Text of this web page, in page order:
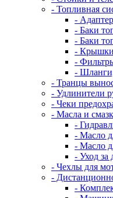
- Топливная
-
- Баки
- Баки
-
-
-
- Транцы
- Удлинители
- Чеки
- Масла и
-
- Масло
- Масло
- Уход за
- Чехлы для
-
-